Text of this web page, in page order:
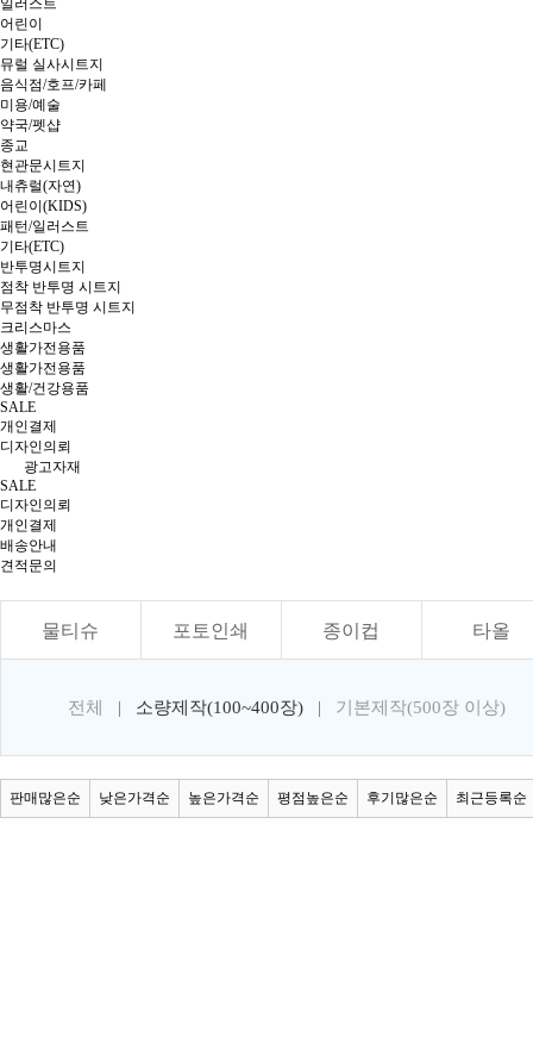
어린이
기타(ETC)
뮤럴 실사시트지
음식점/호프/카페
미용/예술
약국/펫샵
종교
현관문시트지
내츄럴(자연)
어린이(KIDS)
패턴/일러스트
기타(ETC)
반투명시트지
점착 반투명 시트지
무점착 반투명 시트지
크리스마스
생활가전용품
생활가전용품
생활/건강용품
SALE
개인결제
디자인의뢰
광고자재
SALE
디자인의뢰
개인결제
배송안내
견적문의
물티슈 포토인쇄 종이컵 타올
전체 | 소량제작(100~400장) | 기본제작(500장 이상)
판매많은순 낮은가격순 높은가격순 평점높은순 후기많은순 최근등록순